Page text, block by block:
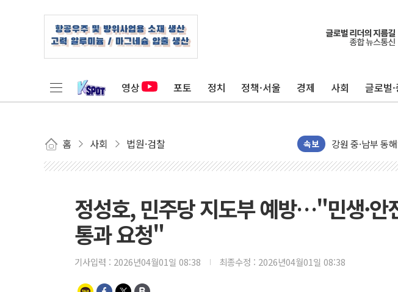
영상 포토 정치 정책·서울 경제 사회 글로벌
홈 사회 법원·검찰 속보
동해중부 전 해
연일 폭염에 온
인제 용대리 계곡
동해시, 11~14
청양 밭에서 일
폭염에 車 운전
'호우 특보' 경북
주말 무더위·열
정성호, 민주당 지도부 예방…"민생·안
통과 요청"
기사입력 : 2026년04월01일 08:38 최종수정 : 2026년04월01일 08:38